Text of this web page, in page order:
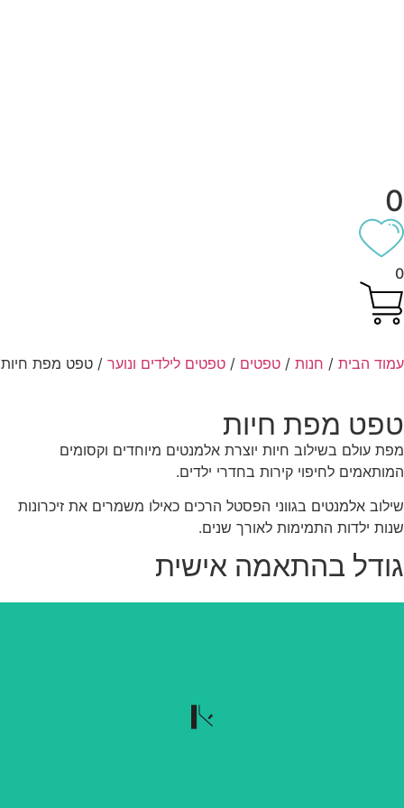
הבית/חנות/טפטים/טפטים לילדים ונוער/ טפט מפת חיות
מפת חיות
עולם בשילוב חיות יוצרת אלמנטים מיוחדים וקסומים
לחיפוי קירות בחדרי ילדים.
אלמנטים בגווני הפסטל הרכים כאילו משמרים את זיכרונות
ילדות התמימות לאורך שנים.
בהתאמה אישית
נשלף בקלות